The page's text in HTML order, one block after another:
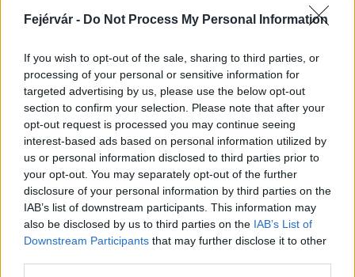
Fejérvár - Do Not Process My Personal Information
If you wish to opt-out of the sale, sharing to third parties, or
processing of your personal or sensitive information for
targeted advertising by us, please use the below opt-out
section to confirm your selection. Please note that after your
opt-out request is processed you may continue seeing
interest-based ads based on personal information utilized by
us or personal information disclosed to third parties prior to
your opt-out. You may separately opt-out of the further
disclosure of your personal information by third parties on the
IAB’s list of downstream participants. This information may
also be disclosed by us to third parties on the IAB’s List of
Downstream Participants that may further disclose it to other
szabályzatot!
LEGFRISSEBB
Országos hírek
Megérkezett az eső a Duna vízgyűjtőjére
Aktuális
Paks II.: Mit jelent az 5. blokk új